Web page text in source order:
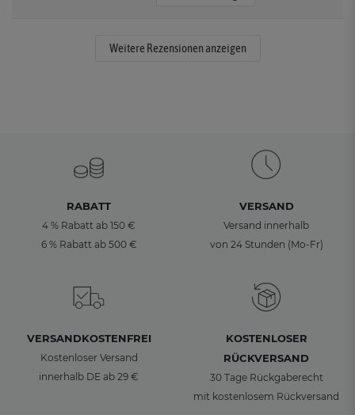
Weitere Rezensionen anzeigen
RABATT
4 % Rabatt ab 150 €
6 % Rabatt ab 500 €
VERSAND
Versand innerhalb
von 24 Stunden (Mo-Fr)
VERSANDKOSTENFREI
Kostenloser Versand
innerhalb DE ab 29 €
KOSTENLOSER
RÜCKVERSAND
30 Tage Rückgaberecht
mit kostenlosem Rückversand